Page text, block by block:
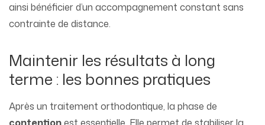
ainsi bénéficier d’un accompagnement constant sans
contrainte de distance.
Maintenir les résultats à long
terme : les bonnes pratiques
Après un traitement orthodontique, la phase de